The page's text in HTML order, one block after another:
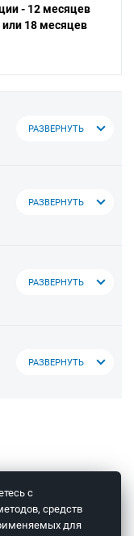
- 12 месяцев
18 месяцев
РАЗВЕРНУТЬ
РАЗВЕРНУТЬ
РАЗВЕРНУТЬ
РАЗВЕРНУТЬ
с
средств
для